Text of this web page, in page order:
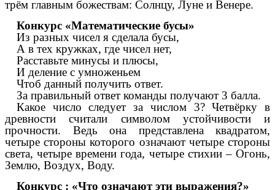
трём главным божествам: Солнцу, Луне и Венере.
Конкурс «Математические бусы»
Из разных чисел я сделала бусы,
А в тех кружках, где чисел нет,
Расставьте минусы и плюсы,
И деление с умноженьем
Чтоб данный получить ответ.
За правильный ответ команды получают 3 балла.
Какое число следует за числом 3? Четвёрку в
древности считали символом устойчивости и
прочности. Ведь она представлена квадратом,
четыре стороны которого означают четыре стороны
света, четыре времени года, четыре стихии – Огонь,
Землю, Воздух, Воду.
Конкурс : «Что означают эти выражения?»